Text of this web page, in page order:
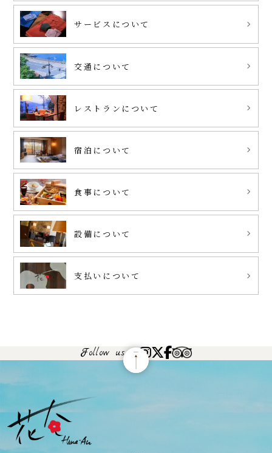
サービスについて
交通について
レストランについて
宿泊について
食事について
設備について
支払いについて
Follow us